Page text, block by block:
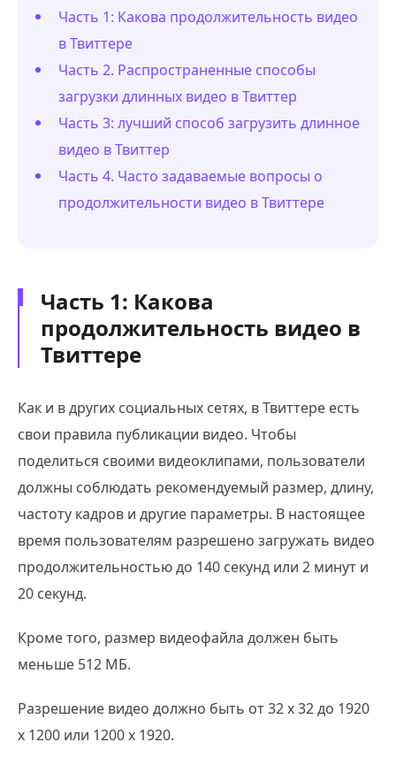
Часть 1: Какова продолжительность видео
в Твиттере
Часть 2. Распространенные способы
загрузки длинных видео в Твиттер
Часть 3: лучший способ загрузить длинное
видео в Твиттер
Часть 4. Часто задаваемые вопросы о
продолжительности видео в Твиттере
Часть 1: Какова
продолжительность видео в
Твиттере
Как и в других социальных сетях, в Твиттере есть
свои правила публикации видео. Чтобы
поделиться своими видеоклипами, пользователи
должны соблюдать рекомендуемый размер, длину,
частоту кадров и другие параметры. В настоящее
время пользователям разрешено загружать видео
продолжительностью до 140 секунд или 2 минут и
20 секунд.
Кроме того, размер видеофайла должен быть
меньше 512 МБ.
Разрешение видео должно быть от 32 x 32 до 1920
x 1200 или 1200 x 1920.